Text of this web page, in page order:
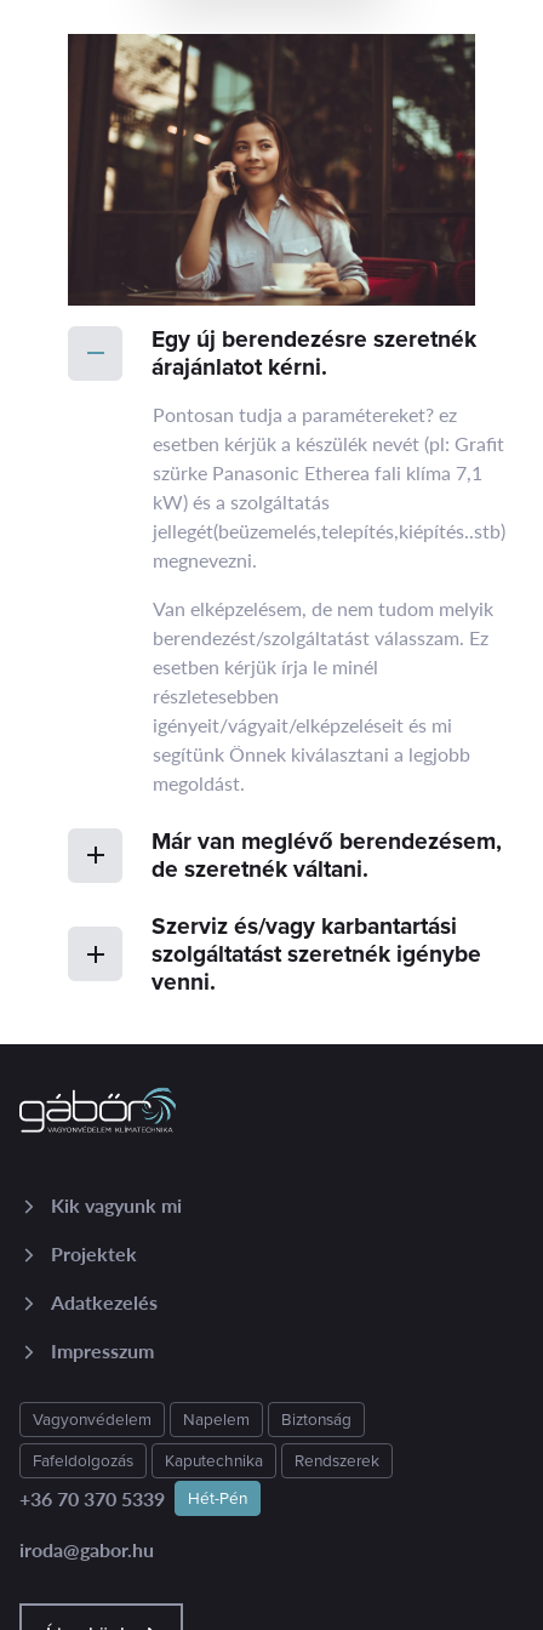
hővisszanyerő doboz Kitűnő
választás szállodák esetében Akár
52 beltéri modell
csatlakoztatható
Egy új berendezésre szeretnék
árajánlatot kérni.
Pontosan tudja a paramétereket? ez
esetben kérjük a készülék nevét (pl: Grafit
szürke Panasonic Etherea fali klíma 7,1
kW) és a szolgáltatás
jellegét(beüzemelés,telepítés,kiépítés..stb)
megnevezni.
Van elképzelésem, de nem tudom melyik
berendezést/szolgáltatást válasszam. Ez
esetben kérjük írja le minél
részletesebben
igényeit/vágyait/elképzeléseit és mi
segítünk Önnek kiválasztani a legjobb
megoldást.
Már van meglévő berendezésem,
de szeretnék váltani.
Szerviz és/vagy karbantartási
szolgáltatást szeretnék igénybe
venni.
Kik vagyunk mi
Projektek
Adatkezelés
Impresszum
Vagyonvédelem Napelem
Biztonság
Fafeldolgozás
Kaputechnika Rendszerek
+36 70 370 5339 Hét-Pén
iroda@gabor.hu